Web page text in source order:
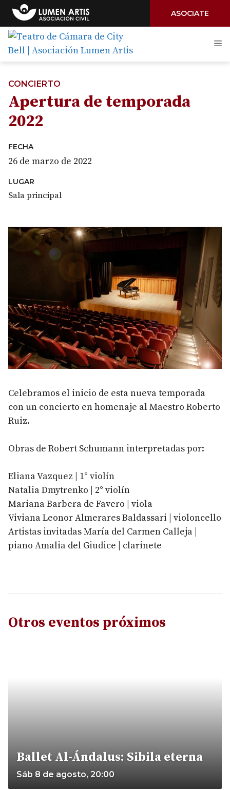
ASOCIATE
Saltar
contenido
CONCIERTO
Apertura de temporada
2022
Celebramos el inicio de esta nueva temporada
con un concierto en homenaje al Maestro Roberto
Ruiz.
Obras de Robert Schumann interpretadas por:
Eliana Vazquez | 1° violín
Natalia Dmytrenko | 2° violín
Mariana Barbera de Favero | viola
Viviana Leonor Almerares Baldassari | violoncello
Artistas invitadas María del Carmen Calleja |
piano Amalia del Giudice | clarinete
Otros eventos próximos
Ballet Al-Ándalus: Sibila eterna
Sáb 8 de agosto, 20:00
FECHA
26 de marzo de 2022
LUGAR
Sala principal